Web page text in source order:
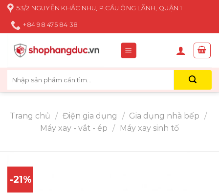
Skip
content
53/2 NGUYỄN KHẮC NHU, P.CẦU ÔNG LÃNH, QUẬN 1
+84 98 475 84 38
kiếm:
Trang chủ / Điện gia dụng / Gia dụng nhà bếp /
Máy xay - vắt - ép / Máy xay sinh tố
-21%